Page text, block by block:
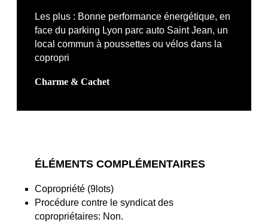
Les plus : Bonne performance énergétique, en
face du parking Lyon parc auto Saint Jean, un
local commun à poussettes ou vélos dans la
copropri
Charme & Cachet
ÉLÉMENTS COMPLÉMENTAIRES
Copropriété (9lots)
Procédure contre le syndicat des
copropriétaires: Non.